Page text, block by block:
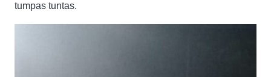
tumpas tuntas.